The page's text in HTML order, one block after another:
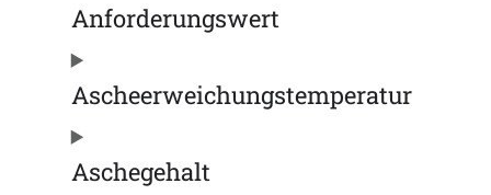
Anforderungswert
Ascheerweichungstemperatur
Aschegehalt